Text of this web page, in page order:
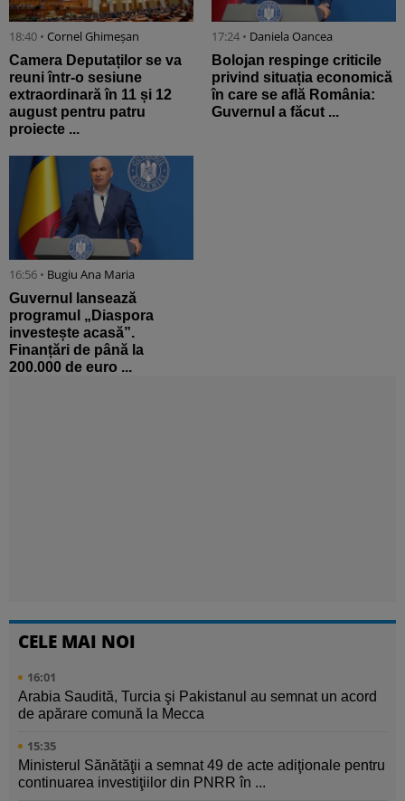
18:40 • Cornel Ghimeșan
Camera Deputaților se va
reuni într-o sesiune
extraordinară în 11 și 12
august pentru patru
proiecte ...
17:24 • Daniela Oancea
Bolojan respinge criticile
privind situația economică
în care se află România:
Guvernul a făcut ...
16:56 • Bugiu ⁠Ana Maria
Guvernul lansează
programul „Diaspora
investește acasă”.
Finanțări de până la
200.000 de euro ...
CELE MAI NOI
16:01
Arabia Saudită, Turcia şi Pakistanul au semnat un acord
de apărare comună la Mecca
15:35
Ministerul Sănătăţii a semnat 49 de acte adiţionale pentru
continuarea investiţiilor din PNRR în ...